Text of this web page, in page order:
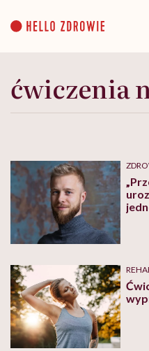
content
ćwiczenia